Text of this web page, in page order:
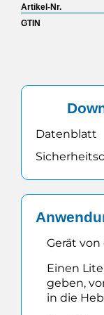
Artikel-Nr.
GTIN
Datenblatt
Gerät
Einen
geben,
in die